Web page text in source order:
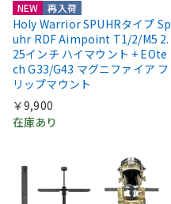
NEW 再入荷
Holy Warrior SPUHRタイプ Sp
uhr RDF Aimpoint T1/2/M5 2.
25インチ ハイマウント + EOte
ch G33/G43 マグニファイア フ
リップマウント
￥9,900
在庫あり